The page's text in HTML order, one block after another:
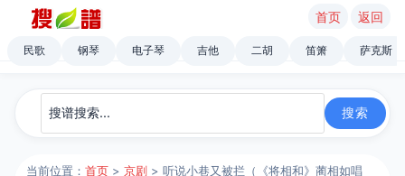
首页 返回
民歌 钢琴 电子琴 吉他 二胡 笛箫 萨克斯
当前位置：首页 >京剧 > 听说小巷又被拦（《将相和》蔺相如唱